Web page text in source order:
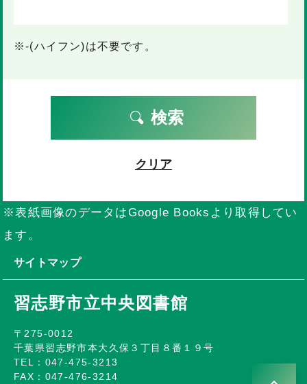
※-(ハイフン)は不要です。
検索
クリア
※表紙画像のデータはGoogle Booksより取得してい
ます。
サイトマップ
習志野市立中央図書館
〒275-0012
千葉県習志野市本大久保３丁目８番１９号
TEL：047-475-3213
FAX：047-476-3214